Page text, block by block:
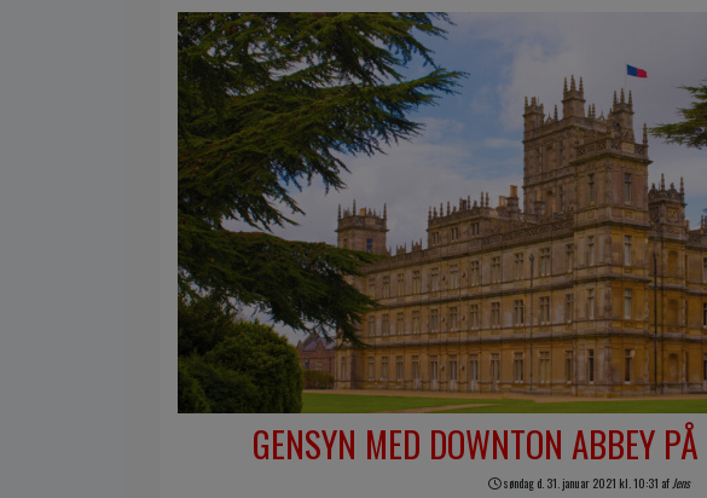
GENSYN MED DOWNTON ABBEY
søndag d. 31. januar 2021 kl. 10:31 afJens